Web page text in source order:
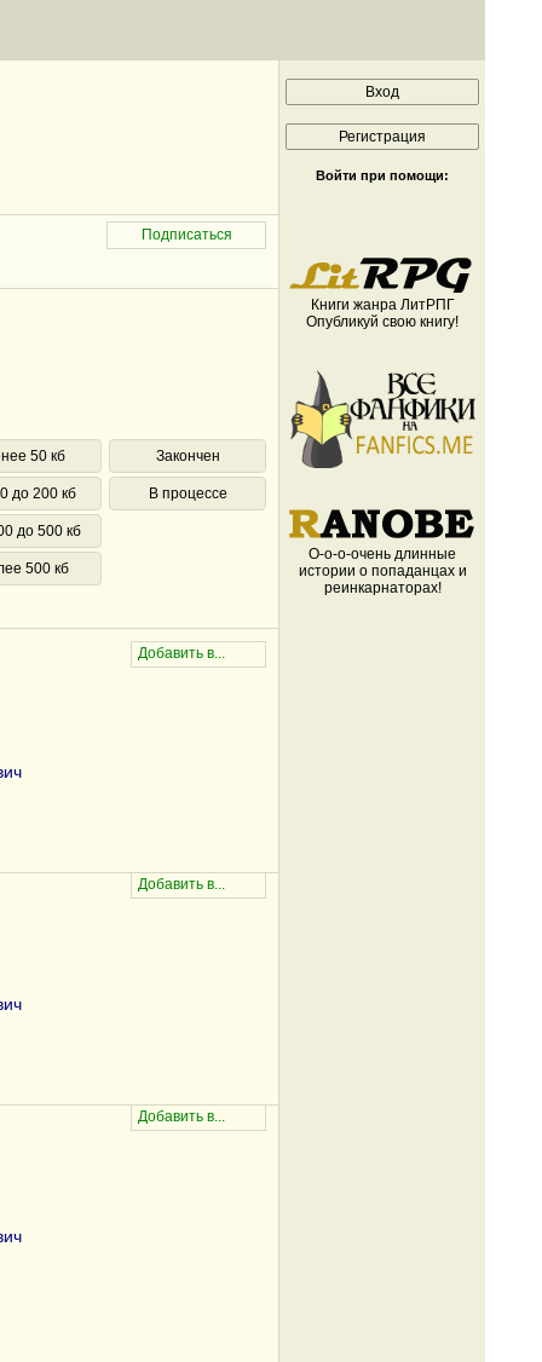
50 кб
до 200 кб
до 500 кб
500 кб
Закончен
В процессе
Войти при помощи:
Книги жанра ЛитРПГ
Опубликуй свою книгу!
О-о-о-очень длинные
истории о попаданцах и
реинкарнаторах!